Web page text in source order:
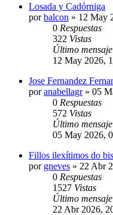
Losada y Cadórniga
porbalcon » 12 May
0 Respuestas
322 Vistas
Último mensaje
12 May 2026,
Jose Fernandez
poranabellagr» 05
0 Respuestas
572 Vistas
Último mensaje
05 May 2026,
Fillos ilexítimos do
por gneves » 22 Abr
0 Respuestas
1527 Vistas
Último mensaje
22 Abr 2026,